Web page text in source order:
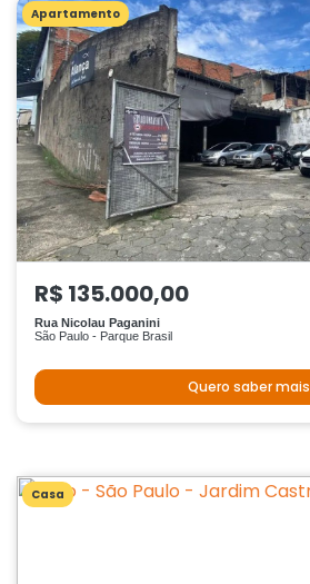
Apartamento
R$ 135.000,00
Rua Nicolau Paganini
São Paulo - Parque Brasil
Quero saber mais
Casa